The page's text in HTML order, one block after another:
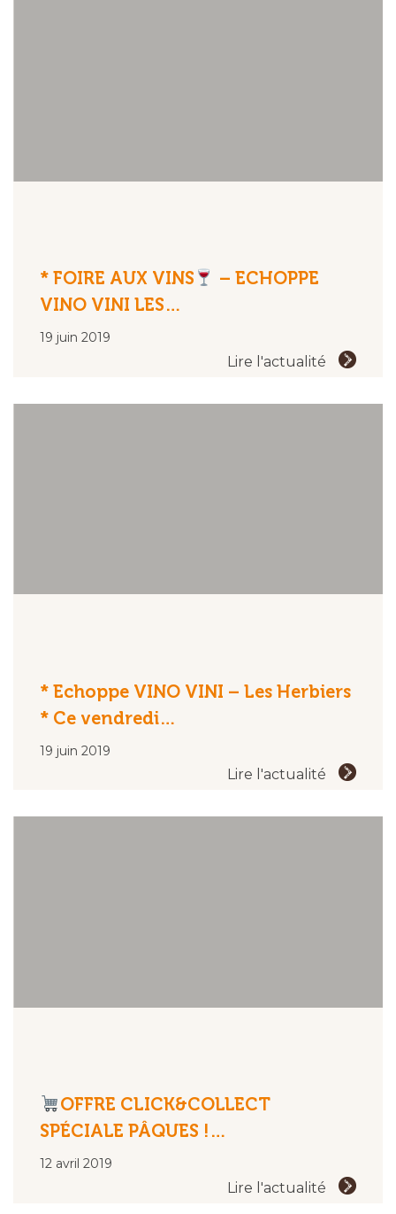
* FOIRE AUX VINS
– ECHOPPE
VINO VINI LES…
19 juin 2019
Lire l'actualité
* Echoppe VINO VINI – Les Herbiers
* Ce vendredi…
19 juin 2019
Lire l'actualité
OFFRE CLICK&COLLECT
SPÉCIALE PÂQUES !…
12 avril 2019
Lire l'actualité